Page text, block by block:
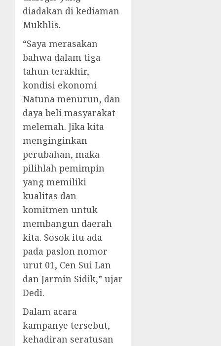
diadakan di kediaman
Mukhlis.
“Saya merasakan
bahwa dalam tiga
tahun terakhir,
kondisi ekonomi
Natuna menurun, dan
daya beli masyarakat
melemah. Jika kita
menginginkan
perubahan, maka
pilihlah pemimpin
yang memiliki
kualitas dan
komitmen untuk
membangun daerah
kita. Sosok itu ada
pada paslon nomor
urut 01, Cen Sui Lan
dan Jarmin Sidik,” ujar
Dedi.
Dalam acara
kampanye tersebut,
kehadiran seratusan